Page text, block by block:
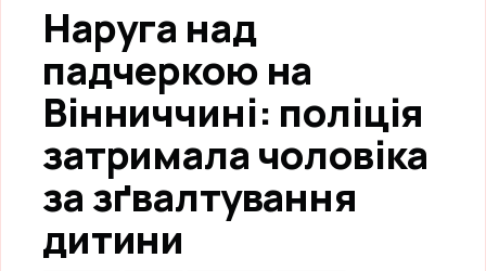
Наруга над
падчеркою на
Вінниччині: поліція
затримала чоловіка
за зґвалтування
дитини